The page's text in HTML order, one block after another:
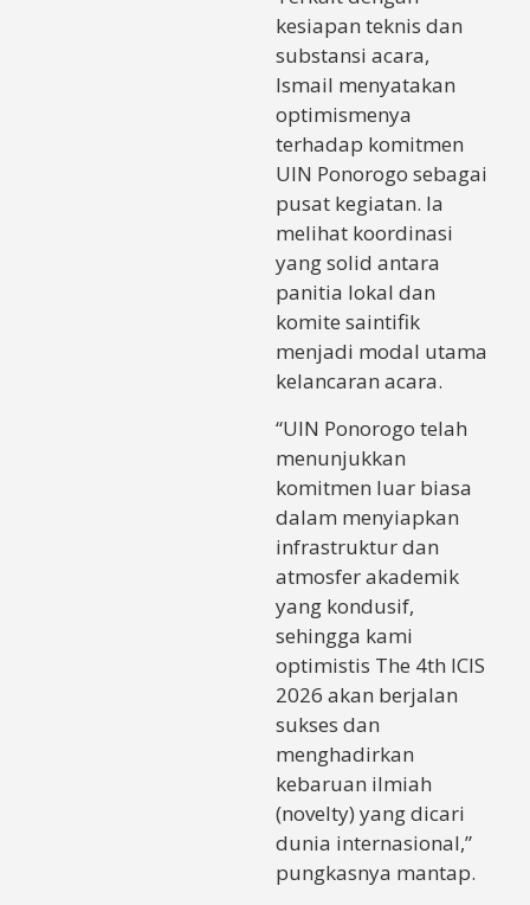
kesiapan teknis dan
substansi acara,
Ismail menyatakan
optimismenya
terhadap komitmen
UIN Ponorogo sebagai
pusat kegiatan. Ia
melihat koordinasi
yang solid antara
panitia lokal dan
komite saintifik
menjadi modal utama
kelancaran acara.
“UIN Ponorogo telah
menunjukkan
komitmen luar biasa
dalam menyiapkan
infrastruktur dan
atmosfer akademik
yang kondusif,
sehingga kami
optimistis The 4th ICIS
2026 akan berjalan
sukses dan
menghadirkan
kebaruan ilmiah
(novelty) yang dicari
dunia internasional,”
pungkasnya mantap.